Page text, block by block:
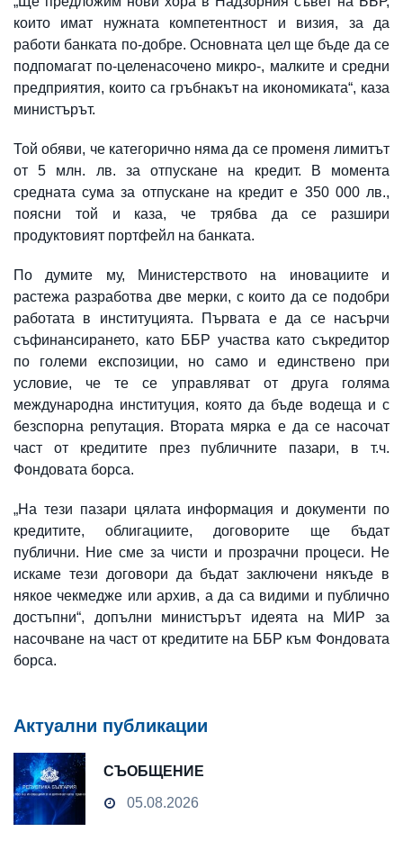
които имат нужната компетентност и визия, за да
работи банката по-добре. Основната цел ще бъде да се
подпомагат по-целенасочено микро-, малките и средни
предприятия, които са гръбнакът на икономиката“, каза
министърът.
Той обяви, че категорично няма да се променя лимитът
от 5 млн. лв. за отпускане на кредит. В момента
средната сума за отпускане на кредит е 350 000 лв.,
поясни той и каза, че трябва да се разшири
продуктовият портфейл на банката.
По думите му, Министерството на иновациите и
растежа разработва две мерки, с които да се подобри
работата в институцията. Първата е да се насърчи
съфинансирането, като ББР участва като съкредитор
по големи експозиции, но само и единствено при
условие, че те се управляват от друга голяма
международна институция, която да бъде водеща и с
безспорна репутация. Втората мярка е да се насочат
част от кредитите през публичните пазари, в т.ч.
Фондовата борса.
„На тези пазари цялата информация и документи по
кредитите, облигациите, договорите ще бъдат
публични. Ние сме за чисти и прозрачни процеси. Не
искаме тези договори да бъдат заключени някъде в
някое чекмедже или архив, а да са видими и публично
достъпни“, допълни министърът идеята на МИР за
насочване на част от кредитите на ББР към Фондовата
борса.
Актуални публикации
СЪОБЩЕНИЕ
05.08.2026